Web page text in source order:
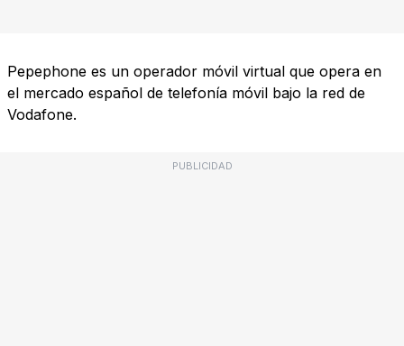
Pepephone es un operador móvil virtual que opera en
el mercado español de telefonía móvil bajo la red de
Vodafone.
PUBLICIDAD